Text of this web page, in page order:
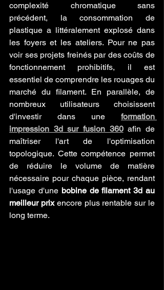
complexité chromatique sans
précédent, la consommation de
plastique a littéralement explosé dans
les foyers et les ateliers. Pour ne pas
voir ses projets freinés par des coûts de
fonctionnement prohibitifs, il est
essentiel de comprendre les rouages du
marché du filament. En parallèle, de
nombreux utilisateurs choisissent
d'investir dans une formation
impression 3d sur fusion 360 afin de
maîtriser l'art de l'optimisation
topologique. Cette compétence permet
de réduire le volume de matière
nécessaire pour chaque pièce, rendant
l'usage d'une bobine de filament 3d au
meilleur prix encore plus rentable sur le
long terme.